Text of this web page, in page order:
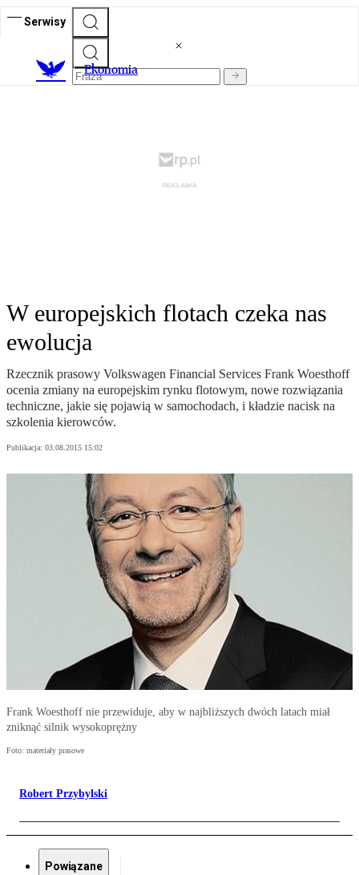
Serwisy
Ekonomia
W europejskich flotach czeka nas
ewolucja
Rzecznik prasowy Volkswagen Financial Services Frank Woesthoff
ocenia zmiany na europejskim rynku flotowym, nowe rozwiązania
techniczne, jakie się pojawią w samochodach, i kładzie nacisk na
szkolenia kierowców.
Publikacja: 03.08.2015 15:02
Frank Woesthoff nie przewiduje, aby w najbliższych dwóch latach miał
zniknąć silnik wysokoprężny
Foto: materiały prasowe
Robert Przybylski
Powiązane